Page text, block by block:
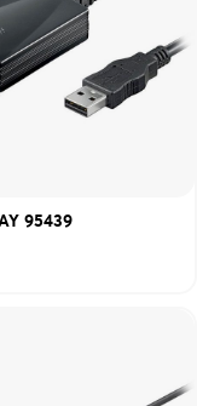
95439